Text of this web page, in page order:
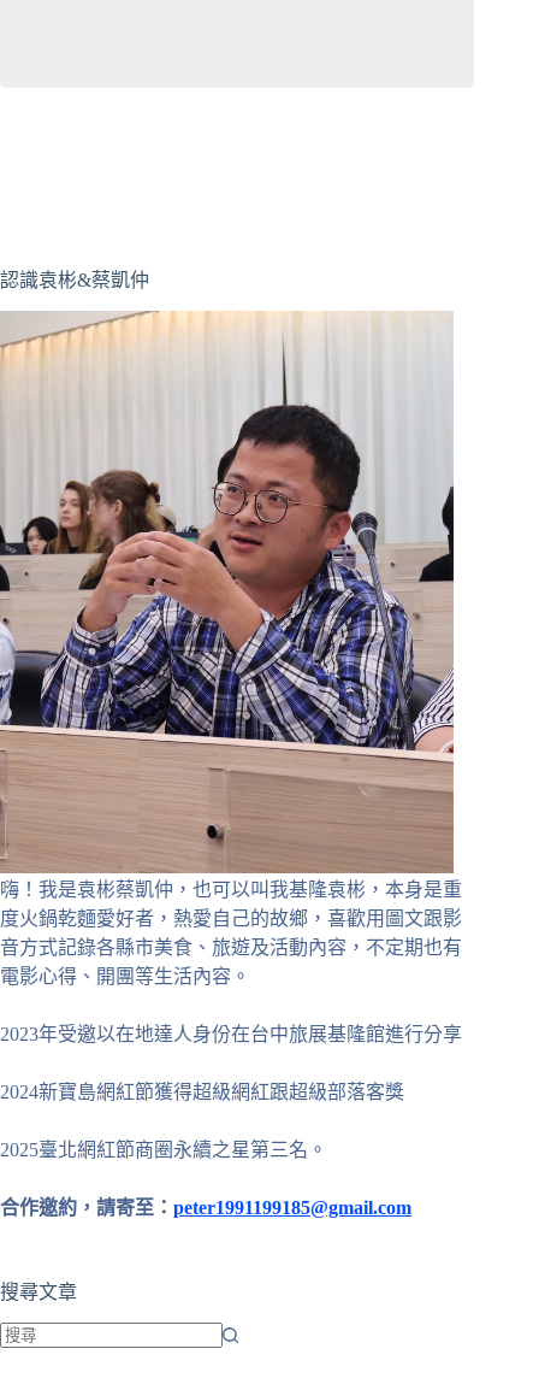
認識袁彬&蔡凱仲
嗨！我是袁彬蔡凱仲，也可以叫我基隆袁彬，本身是重
度火鍋乾麵愛好者，熱愛自己的故鄉，喜歡用圖文跟影
音方式記錄各縣市美食、旅遊及活動內容，不定期也有
電影心得、開團等生活內容。
2023年受邀以在地達人身份在台中旅展基隆館進行分享
2024新寶島網紅節獲得超級網紅跟超級部落客獎
2025臺北網紅節商圈永續之星第三名。
合作邀約，請寄至： peter1991199185@gmail.com
搜尋文章